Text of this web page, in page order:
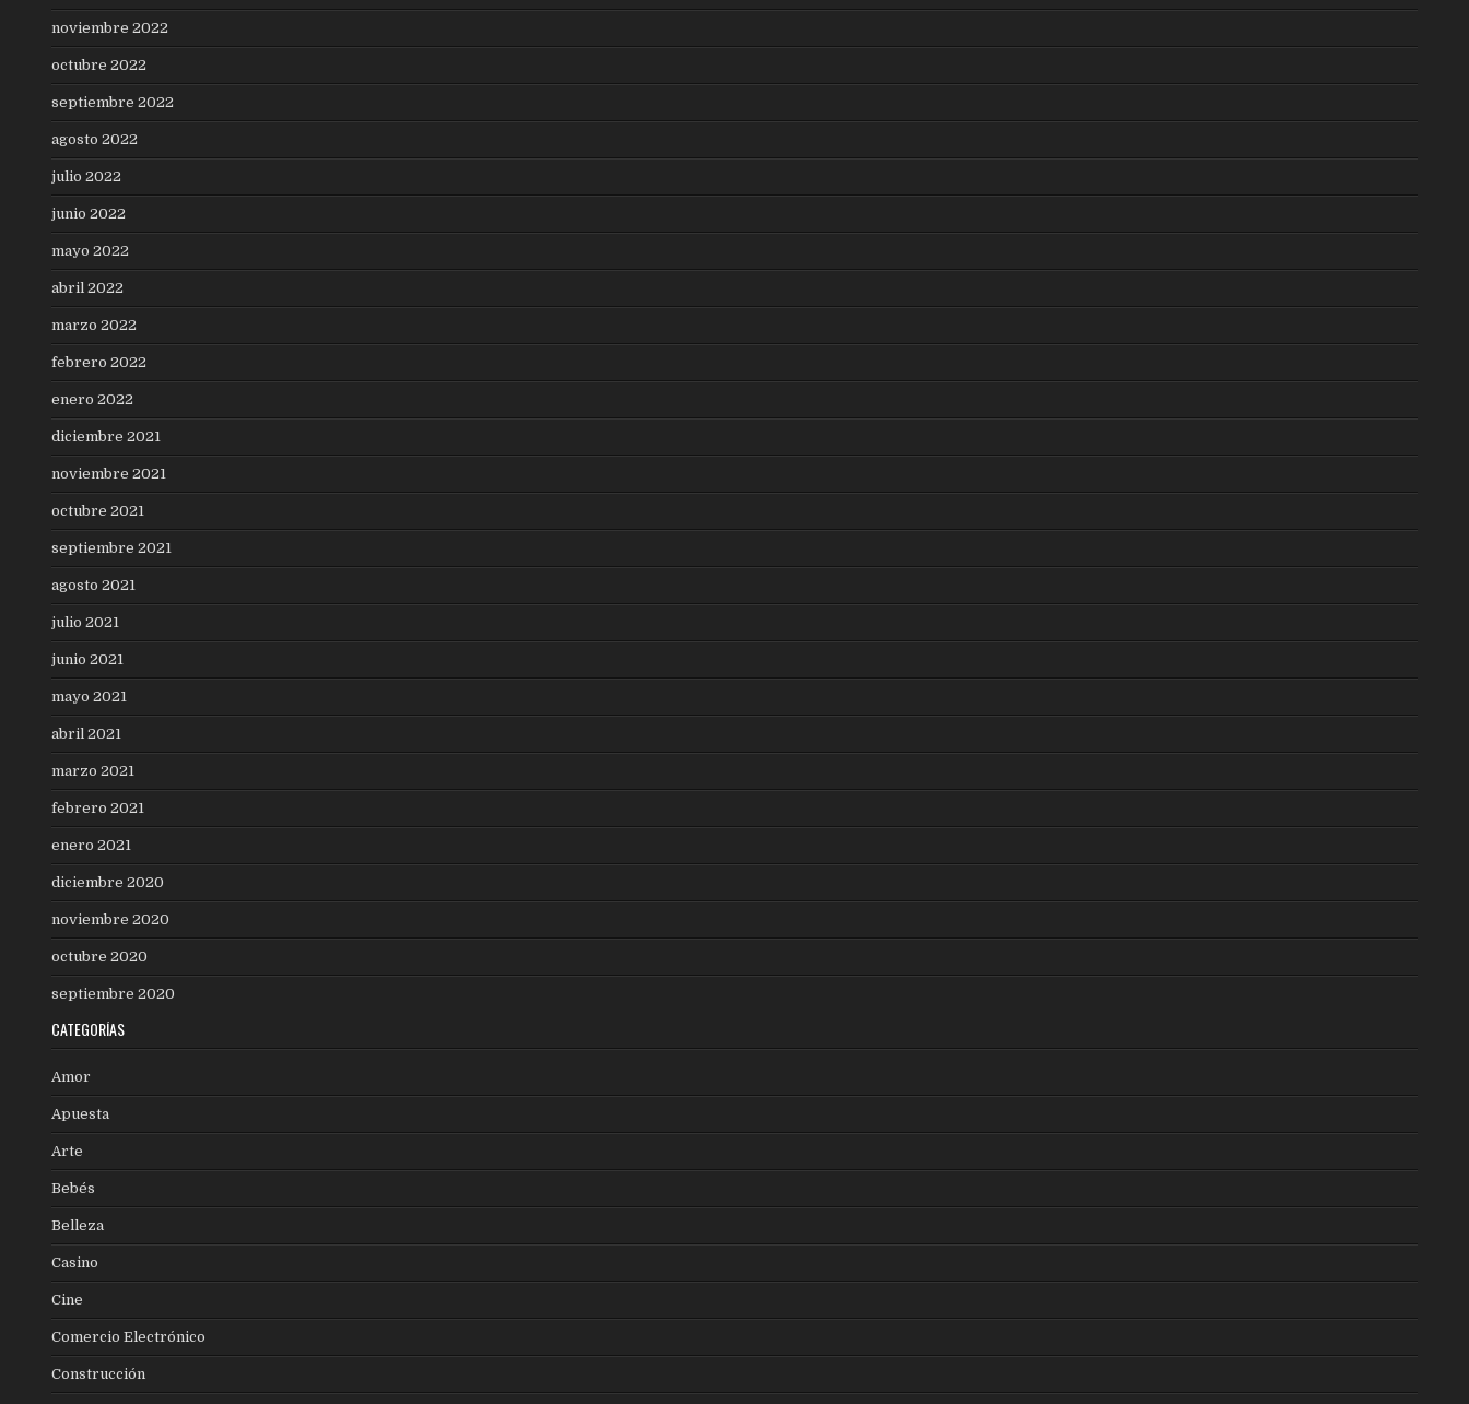
noviembre 2022
octubre 2022
septiembre 2022
agosto 2022
julio 2022
junio 2022
mayo 2022
abril 2022
marzo 2022
febrero 2022
enero 2022
diciembre 2021
noviembre 2021
octubre 2021
septiembre 2021
agosto 2021
julio 2021
junio 2021
mayo 2021
abril 2021
marzo 2021
febrero 2021
enero 2021
diciembre 2020
noviembre 2020
octubre 2020
septiembre 2020
CATEGORÍAS
Amor
Apuesta
Arte
Bebés
Belleza
Casino
Cine
Comercio Electrónico
Construcción